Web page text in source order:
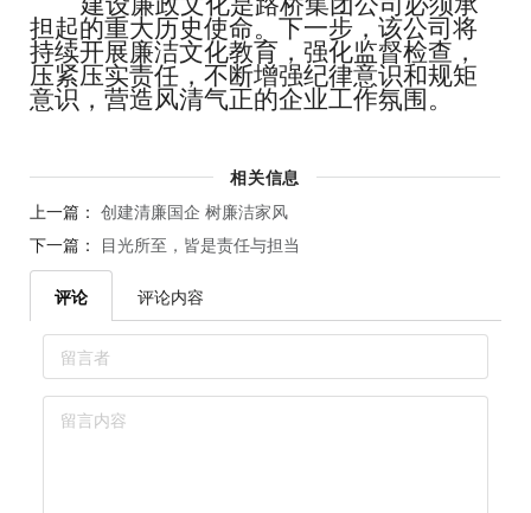
担起的重大历史使命。下一步，该公司将
持续开展廉洁文化教育，强化监督检查，
压紧压实责任，不断增强纪律意识和规矩
意识，营造风清气正的企业工作氛围。
相关信息
上一篇：创建清廉国企 树廉洁家风
下一篇： 目光所至，皆是责任与担当
评论 评论内容